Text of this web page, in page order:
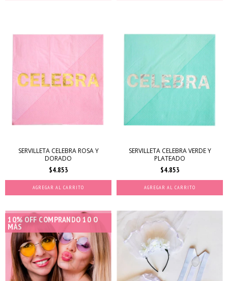
SERVILLETA CELEBRA ROSA Y
DORADO
$4.853
SERVILLETA CELEBRA VERDE Y
PLATEADO
$4.853
10% OFF COMPRANDO 10 O
MÁS